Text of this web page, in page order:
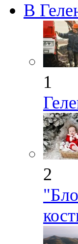
В
1
2